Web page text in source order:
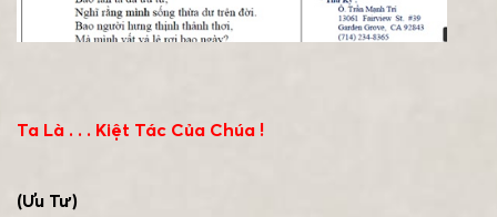
Ta Là . . . Kiệt Tác Của Chúa !
(Ưu Tư)